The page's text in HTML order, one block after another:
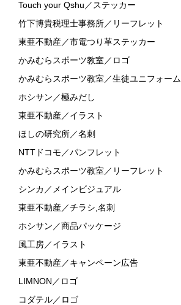
Touch your Qshu／ステッカー
竹下博貴税理士事務所／リーフレット
東亜不動産／市電つり革ステッカー
かみむらスポーツ教室／ロゴ
かみむらスポーツ教室／生徒ユニフォーム
ホシサン／極みだし
東亜不動産／イラスト
ほしの研究所／名刺
NTTドコモ／パンフレット
かみむらスポーツ教室／リーフレット
シンカ／メインビジュアル
東亜不動産／チラシ,名刺
ホシサン／商品パッケージ
風工房／イラスト
東亜不動産／キャンペーン広告
LIMNON／ロゴ
コダテル／ロゴ